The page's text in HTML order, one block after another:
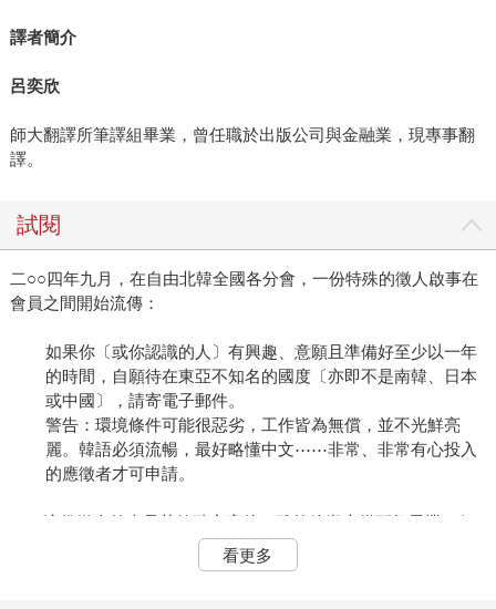
譯者簡介
呂奕欣
師大翻譯所筆譯組畢業，曾任職於出版公司與金融業，現專事翻
譯。
試閱
二○○四年九月，在自由北韓全國各分會，一份特殊的徵人啟事在
會員之間開始流傳：
如果你〔或你認識的人〕有興趣、意願且準備好至少以一年
的時間，自願待在東亞不知名的國度〔亦即不是南韓、日本
或中國〕，請寄電子郵件。
警告：環境條件可能很惡劣，工作皆為無償，並不光鮮亮
麗。韓語必須流暢，最好略懂中文⋯⋯非常、非常有心投入
的應徵者才可申請。
這份徵人啟事是艾德瑞安寫的，雖然他尚未從耶魯畢業，但
是雄心壯志早已從校園行動主義的畛域滿溢而出。
同一年稍晚，二十歲的艾德瑞安率領團隊，初次到中國探
看更多